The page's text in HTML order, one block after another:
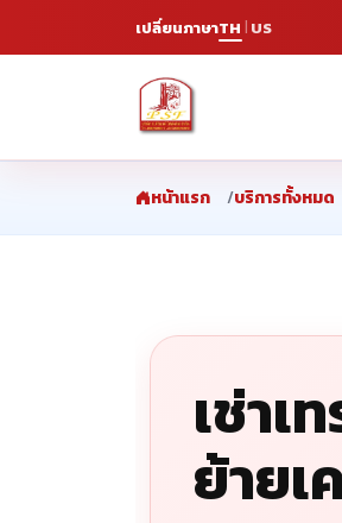
เปลี่ยนภาษาTH | US
หน้าแรก บริการทั้งหมด
เช่าเ
ย้ายเ